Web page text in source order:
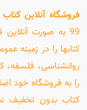
فروشگاه آنلاین
99 به صورت
کتابها را در زمینه
روانشناسی،
را به فروشگاه خود
کتاب بدون تخفیف